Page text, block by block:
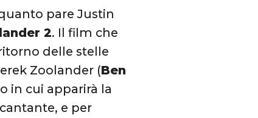
pare Justin
2. Il film che
delle stelle
Zoolander (Ben
in cui apparirà la
e per